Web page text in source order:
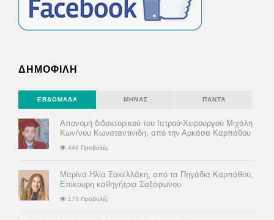
ΔΗΜΟΦΙΛΗ
ΕΒΔΟΜΆΔΑ ΜΉΝΑΣ ΠΆΝΤΑ
Απονομή διδακτορικού του Ιατρού-Χειρουργού Μιχάλη
Κων/νου Κωνσταντινιδη, από την Αρκάσα Καρπάθου
444 Προβολές
Μαρίνα Ηλία Σακελλάκη, από τα Πηγάδια Καρπάθου,
Επίκουρη καθηγήτρια Σαξόφωνου
174 Προβολές